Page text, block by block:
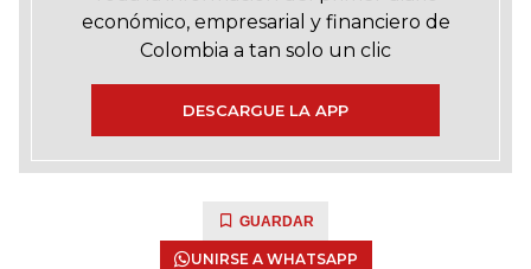
económico, empresarial y financiero de
Colombia a tan solo un clic
DESCARGUE LA APP
GUARDAR
UNIRSE A WHATSAPP